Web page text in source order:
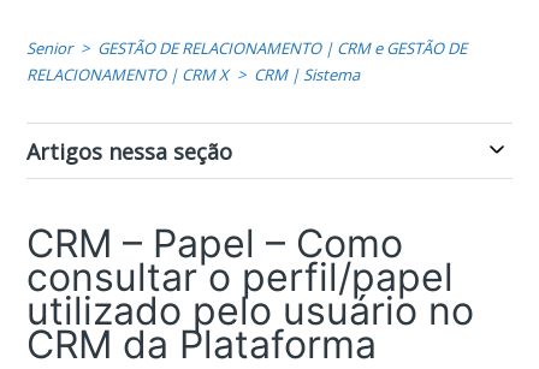
Senior
GESTÃO DE RELACIONAMENTO | CRM e GESTÃO DE
RELACIONAMENTO | CRM X
CRM | Sistema
Artigos nessa seção
CRM – Papel – Como
consultar o perfil/papel
utilizado pelo usuário no
CRM da Plataforma